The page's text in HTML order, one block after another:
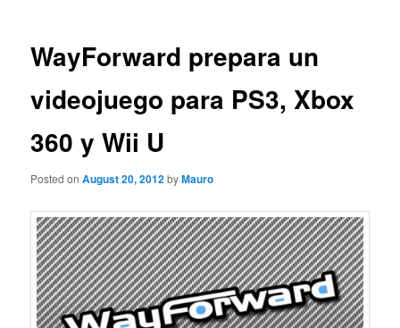
WayForward prepara un
videojuego para PS3, Xbox
360 y Wii U
Posted onAugust 20, 2012byMauro